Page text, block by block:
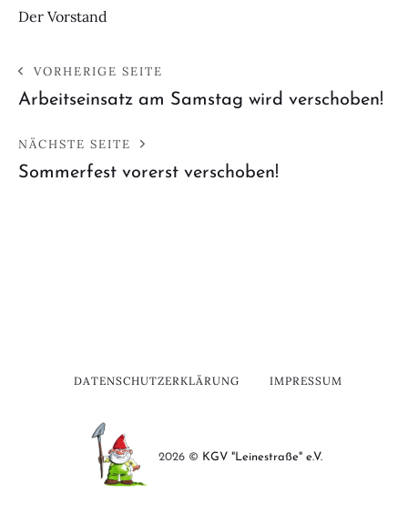
Der Vorstand
VORHERIGE SEITE
Arbeitseinsatz am Samstag wird verschoben!
NÄCHSTE SEITE
Sommerfest vorerst verschoben!
DATENSCHUTZERKLÄRUNG IMPRESSUM
2026 © KGV "Leinestraße" e.V.